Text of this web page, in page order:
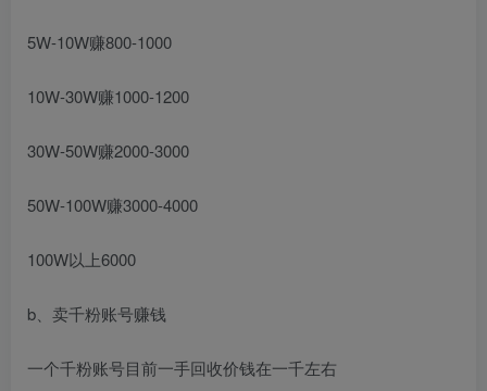
5W-10W赚800-1000
10W-30W赚1000-1200
30W-50W赚2000-3000
50W-100W赚3000-4000
100W以上6000
b、卖千粉账号赚钱
一个千粉账号目前一手回收价钱在一千左右